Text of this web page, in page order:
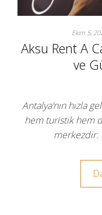
Ekim 5,
Aksu Rent A
ve
Antalya’nın hızla
hem turistik hem
merkezdir.